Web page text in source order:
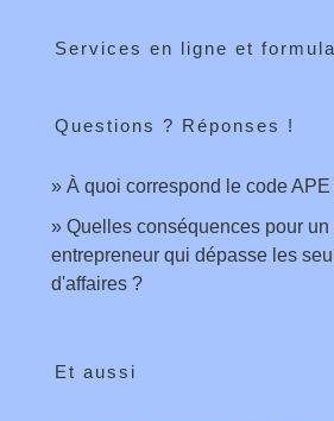
Services en ligne et
Questions ? Réponses !
À quoi correspond le code
Quelles conséquences pour un
entrepreneur qui dépasse les
d'affaires ?
Et aussi